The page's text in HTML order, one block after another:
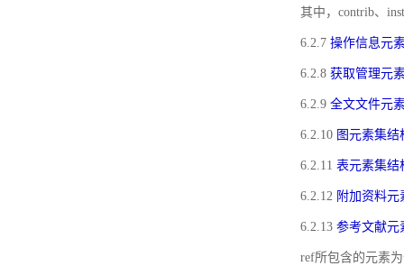
其中，contrib、
6.2.7 操作信息元
6.2.8 获取管理元
6.2.9 全文文件元
6.2.10 图元素集结
6.2.11 表元素集结
6.2.12 附加资料元
6.2.13 参考文献元
ref所包含的元素